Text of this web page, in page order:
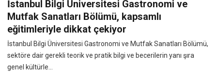
İstanbul Bilgi Üniversitesi Gastronomi ve
Mutfak Sanatları Bölümü, kapsamlı
eğitimleriyle dikkat çekiyor
İstanbul Bilgi Üniversitesi Gastronomi ve Mutfak Sanatları Bölümü,
sektöre dair gerekli teorik ve pratik bilgi ve becerilerin yanı şıra
genel kültürle...